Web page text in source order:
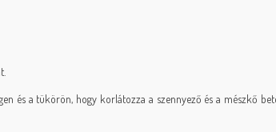
és a tükörön, hogy korlátozza a szennyező és a mészkő